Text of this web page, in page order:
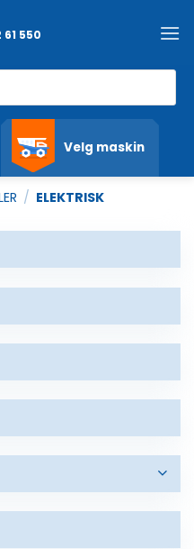
61 550
Velg maskin
/ ELEKTRISK